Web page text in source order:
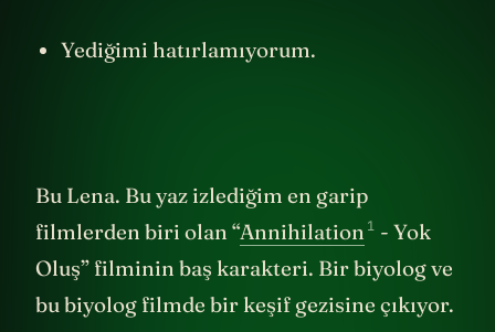
Yediğimi hatırlamıyorum.
Bu Lena. Bu yaz izlediğim en garip
filmlerden biri olan “Annihilation 1 - Yok
Oluş” filminin baş karakteri. Bir biyolog ve
bu biyolog filmde bir keşif gezisine çıkıyor.